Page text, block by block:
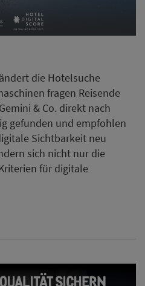
die Hotelsuche
fragen Reisende
& Co. direkt nach
gefunden und empfohlen
Sichtbarkeit neu
sich nicht nur die
für digitale